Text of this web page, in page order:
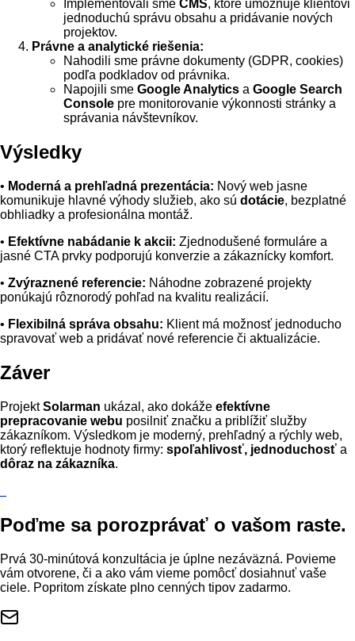
Implementovali sme CMS, ktoré umožňuje klientovi
jednoduchú správu obsahu a pridávanie nových
projektov.
Právne a analytické riešenia:
Nahodili sme právne dokumenty (GDPR, cookies)
podľa podkladov od právnika.
Napojili sme Google Analytics a Google Search
Console pre monitorovanie výkonnosti stránky a
správania návštevníkov.
Výsledky
• Moderná a prehľadná prezentácia: Nový web jasne
komunikuje hlavné výhody služieb, ako sú dotácie, bezplatné
obhliadky a profesionálna montáž.
• Efektívne nabádanie k akcii: Zjednodušené formuláre a
jasné CTA prvky podporujú konverzie a zákaznícky komfort.
• Zvýraznené referencie: Náhodne zobrazené projekty
ponúkajú rôznorodý pohľad na kvalitu realizácií.
• Flexibilná správa obsahu: Klient má možnosť jednoducho
spravovať web a pridávať nové referencie či aktualizácie.
Záver
ProjektSolarman ukázal, ako dokáže efektívne
prepracovanie webu posilniť značku a priblížiť služby
zákazníkom. Výsledkom je moderný, prehľadný a rýchly web,
ktorý reflektuje hodnoty firmy: spoľahlivosť, jednoduchosť a
dôraz na zákazníka.
Poďme sa porozprávať o vašom raste.
Prvá 30-minútová konzultácia je úplne nezáväzná. Povieme
vám otvorene, či a ako vám vieme pomôcť dosiahnuť vaše
ciele. Popritom získate plno cenných tipov zadarmo.